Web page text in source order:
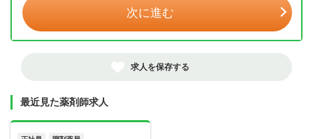
次に進む
求人を保存する
最近見た薬剤師求人